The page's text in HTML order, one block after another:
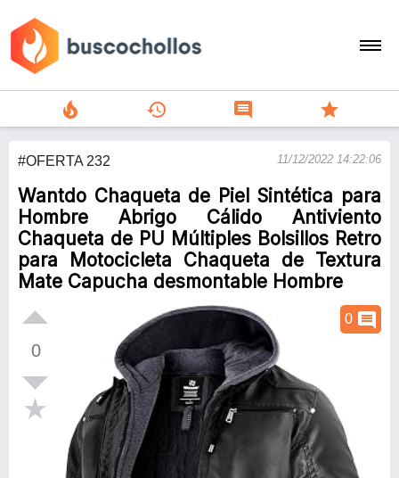
search
person
add
Menu
local_fire_department history comment star
#OFERTA 232 11/12/2022 14:22:06
Wantdo Chaqueta de Piel Sintética para
Hombre Abrigo Cálido Antiviento
Chaqueta de PU Múltiples Bolsillos Retro
para Motocicleta Chaqueta de Textura
Mate Capucha desmontable Hombre
0
0 comment